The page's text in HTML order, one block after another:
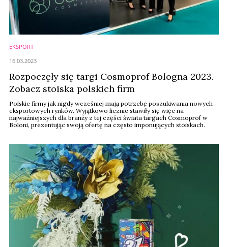
EKSPORT
Rozpoczęły się targi Cosmoprof Bologna 2023.
Zobacz stoiska polskich firm
Polskie firmy jak nigdy wcześniej mają potrzebę poszukiwania nowych
eksportowych rynków. Wyjątkowo licznie stawiły się więc na
najważniejszych dla branży z tej części świata targach Cosmoprof w
Boloni, prezentując swoją ofertę na często imponujących stoiskach.
16.03.2023